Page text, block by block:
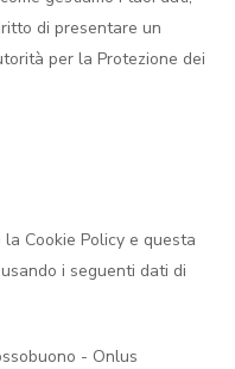
di presentare un
per la Protezione dei
Cookie Policy e questa
i seguenti dati di
- Onlus